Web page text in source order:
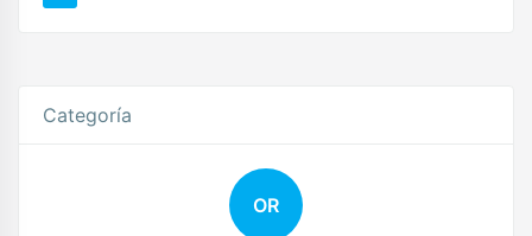
Categoría
OR